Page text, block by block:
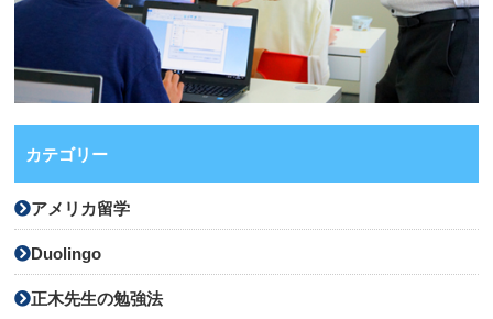
カテゴリー
アメリカ留学
Duolingo
正木先生の勉強法